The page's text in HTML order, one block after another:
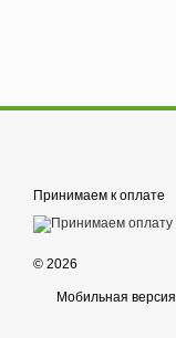
Принимаем к оплате
© 2026
Мобильная версия